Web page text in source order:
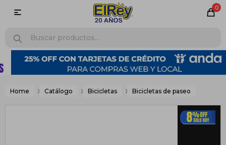
0

Home Catálogo Bicicletas Bicicletas de paseo